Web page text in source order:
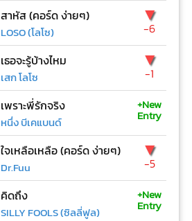
สาหัส (คอร์ด ง่ายๆ)
LOSO (โลโซ)
▼
-6
เธอจะรู้บ้างไหม
เสก โลโซ
▼
-1
เพราะพี่รักจริง
หนึ่ง บีเคแบนด์
+New
Entry
ใจเหลือเหลือ (คอร์ด ง่ายๆ)
Dr.Fuu
▼
-5
คิดถึง
SILLY FOOLS (ซิลลี่ฟูล)
+New
Entry